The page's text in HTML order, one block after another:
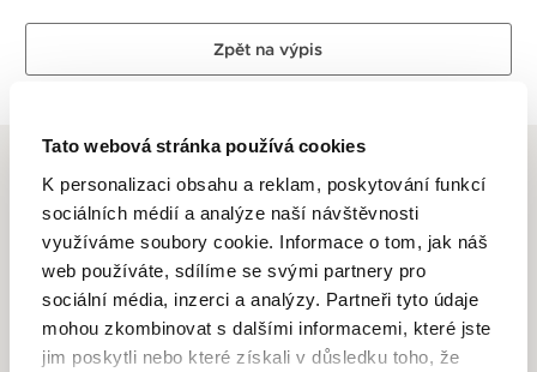
Tato webová stránka používá cookies
K personalizaci obsahu a reklam, poskytování funkcí
sociálních médií a analýze naší návštěvnosti
využíváme soubory cookie. Informace o tom, jak náš
web používáte, sdílíme se svými partnery pro
sociální média, inzerci a analýzy. Partneři tyto údaje
mohou zkombinovat s dalšími informacemi, které jste
jim poskytli nebo které získali v důsledku toho, že
Zpět na výpis
ALTMAN DIAMOND
Dlouhletá zkušenost, odborné znalosti, láska k řemeslu a
zlatnické dovednosti je to, co se odráží ve špercích Altman